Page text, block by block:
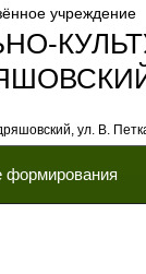
ул. В.
учреждение
формирования